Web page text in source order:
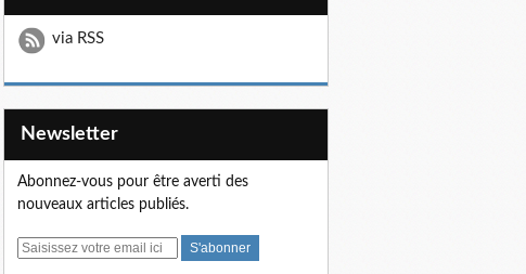
via RSS
Newsletter
Abonnez-vous pour être averti des
nouveaux articles publiés.
E